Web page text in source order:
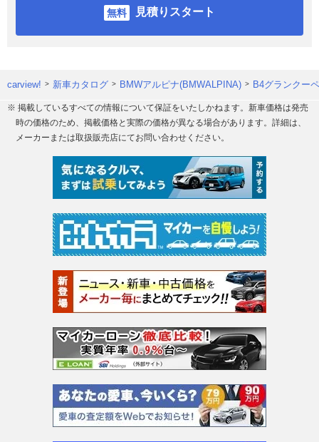
見積りスタート
carview! 新車カタログ BMWアルピナ(BMWALPINA) B4グランクーペ
※ 掲載しているすべての情報について保証をいたしかねます。新車価格は発売
時の価格のため、掲載価格と実際の価格が異なる場合があります。詳細は、
メーカーまたは取扱販売店にてお問い合わせください。